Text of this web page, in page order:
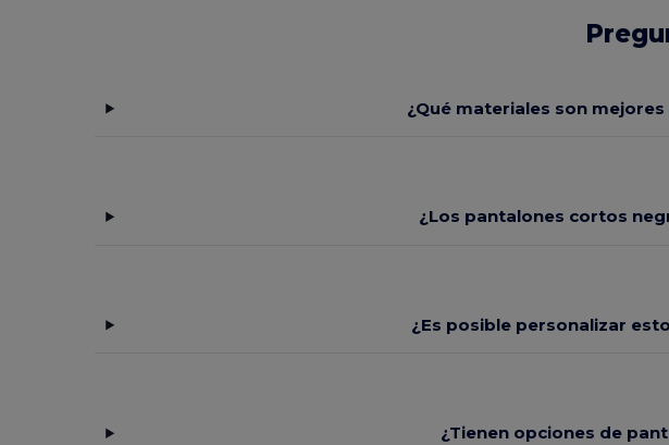
¿Qué materiales son
¿Los pantalones cortos
¿Es posible personalizar
¿Tienen opciones de